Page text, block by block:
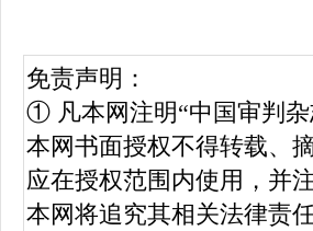
免责声明：
① 凡本网注明“中国审判
本网书面授权不得转载、
应在授权范围内使用，并
本网将追究其相关法律责任